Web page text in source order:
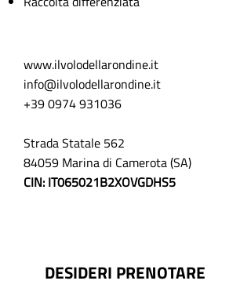
www.ilvolodellarondine.it
info@ilvolodellarondine.it
+39 0974 931036
Strada Statale 562
84059 Marina di Camerota (SA)
CIN: IT065021B2XOVGDHS5
DESIDERI PRENOTARE